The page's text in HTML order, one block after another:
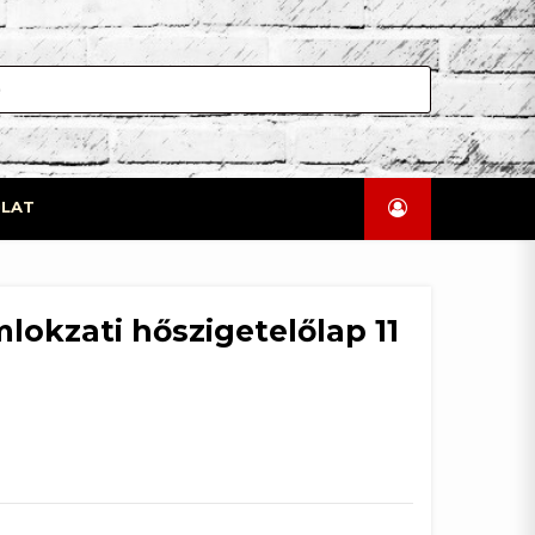
hőszigetelőlap 11